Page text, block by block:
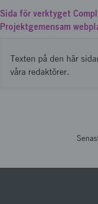
Sida för verktyget
Projektgemensam
Texten på den här
våra redaktörer.